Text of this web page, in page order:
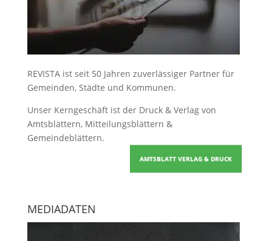
REVISTA ist seit 50 Jahren zuverlässiger Partner für
Gemeinden, Städte und Kommunen.
Unser Kerngeschäft ist der Druck & Verlag von
Amtsblättern, Mitteilungsblättern &
Gemeindeblättern.
AMTSBLATT VERLAG & DRUCK
MEDIADATEN